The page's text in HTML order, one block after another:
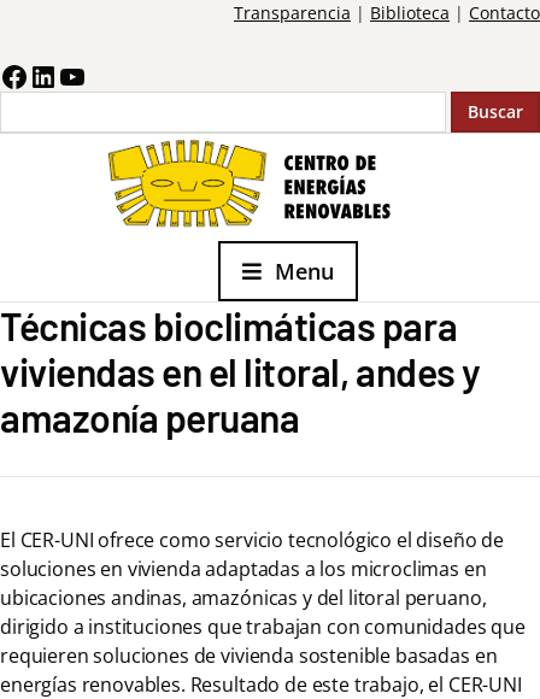
Transparencia | Biblioteca | Contacto
Buscar
Menu
Técnicas bioclimáticas para
viviendas en el litoral, andes y
amazonía peruana
El CER-UNI ofrece como servicio tecnológico el diseño de
soluciones en vivienda adaptadas a los microclimas en
ubicaciones andinas, amazónicas y del litoral peruano,
dirigido a instituciones que trabajan con comunidades que
requieren soluciones de vivienda sostenible basadas en
energías renovables. Resultado de este trabajo, el CER-UNI